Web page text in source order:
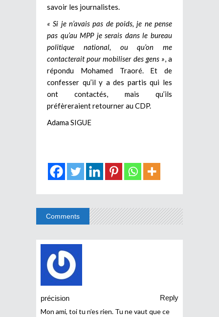
savoir les journalistes.
« Si je n’avais pas de poids, je ne pense
pas qu’au MPP je serais dans le bureau
politique national, ou qu’on me
contacterait pour mobiliser des gens » , a
répondu Mohamed Traoré. Et de
confesser qu’il y a des partis qui les
ont contactés, mais qu’ils
préfèreraient retourner au CDP.
Adama SIGUE
Comments
précision
Reply
Mon ami, toi tu n’es rien. Tu ne vaut que ce